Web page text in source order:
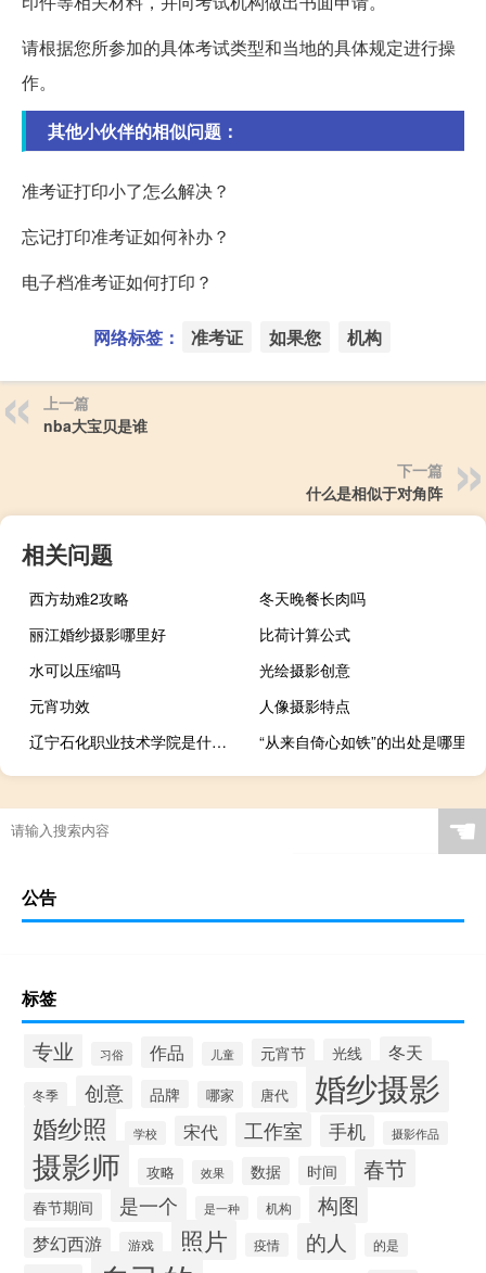
请根据您所参加的具体考试类型和当地的具体规定进行操
作。
其他小伙伴的相似问题：
准考证打印小了怎么解决？
忘记打印准考证如何补办？
电子档准考证如何打印？
网络标签： 准考证 如果您 机构
上一篇
nba大宝贝是谁
下一篇
什么是相似于对角阵
相关问题
西方劫难2攻略
冬天晚餐长肉吗
丽江婚纱摄影哪里好
比荷计算公式
水可以压缩吗
光绘摄影创意
元宵功效
人像摄影特点
辽宁石化职业技术学院是什么类别的学校
“从来自倚心如铁”的出处是哪里
☚
公告
标签
专业 习俗 作品 儿童 元宵节 光线 冬天
冬季 创意 品牌 哪家 唐代 婚纱摄影
婚纱照 学校 宋代 工作室 手机 摄影作品
摄影师 攻略 效果 数据 时间 春节
春节期间 是一个 是一种 机构 构图
梦幻西游 游戏 照片 疫情 的人 的是